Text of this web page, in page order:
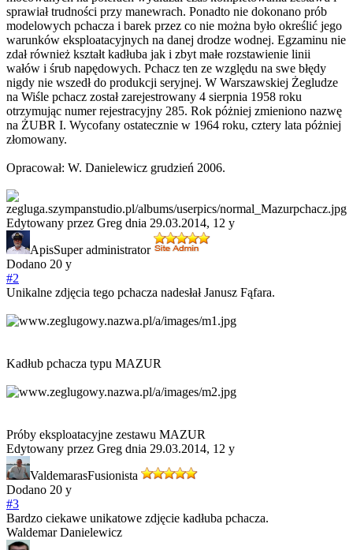
sprawiał trudności przy manewrach. Ponadto nie dokonano prób
modelowych pchacza i barek przez co nie można było określić jego
warunków eksploatacyjnych na danej drodze wodnej. Egzaminu nie
zdał również kształt kadłuba jak i zbyt małe rozstawienie linii
wałów i śrub napędowych. Pchacz ten ze względu na swe błędy
nigdy nie wszedł do produkcji seryjnej. W Warszawskiej Żegludze
na Wiśle pchacz został zarejestrowany 4 sierpnia 1958 roku
otrzymując numer rejestracyjny 285. Rok póżniej zmieniono nazwę
na ŻUBR I. Wycofany ostatecznie w 1964 roku, cztery lata póżniej
złomowany.
Opracował: W. Danielewicz grudzień 2006.
Edytowany przez Greg dnia 29.03.2014, 12 y
ApisSuper administrator
Dodano 20 y
#2
Unikalne zdjęcia tego pchacza nadesłał Janusz Fąfara.
Kadłub pchacza typu MAZUR
Próby eksploatacyjne zestawu MAZUR
Edytowany przez Greg dnia 29.03.2014, 12 y
ValdemarasFusionista
Dodano 20 y
#3
Bardzo ciekawe unikatowe zdjęcie kadłuba pchacza.
Waldemar Danielewicz